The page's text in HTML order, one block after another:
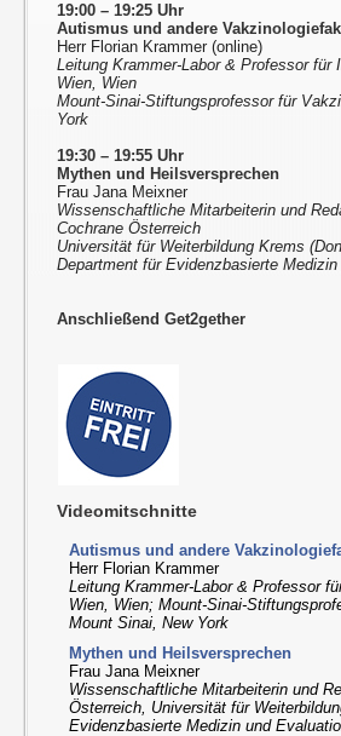
19:00 – 19:25 Uhr
Autismus und andere
Herr Florian Krammer (online)
Leitung Krammer-Labor & Professor
Wien, Wien
Mount-Sinai-Stiftungsprofessor für
York
19:30 – 19:55 Uhr
Mythen und Heilsversprechen
Frau Jana Meixner
Wissenschaftliche Mitarbeiterin und
Cochrane Österreich
Universität für Weiterbildung Krems
Department für Evidenzbasierte
Anschließend Get2gether
Videomitschnitte
Autismus und andere
Herr Florian Krammer
Leitung Krammer-Labor & Professor
Wien, Wien; Mount-Sinai-
Mount Sinai, New York
Mythen und Heilsversprechen
Frau Jana Meixner
Wissenschaftliche Mitarbeiterin und
Österreich, Universität für
Evidenzbasierte Medizin und